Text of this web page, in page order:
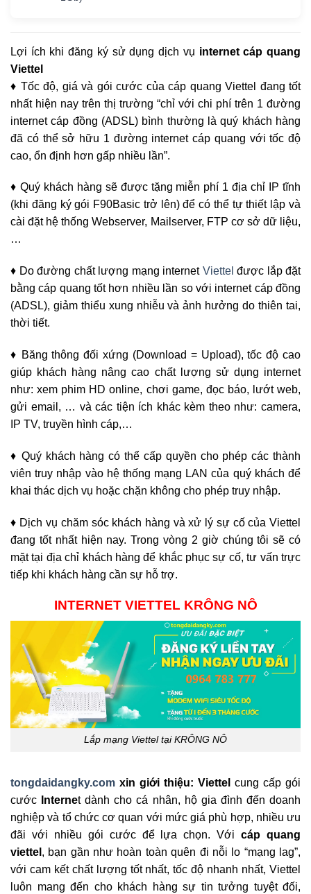
Lợi ích khi đăng ký sử dụng dịch vụ internet cáp quang
Viettel
♦ Tốc độ, giá và gói cước của cáp quang Viettel đang tốt
nhất hiện nay trên thị trường “chỉ với chi phí trên 1 đường
internet cáp đồng (ADSL) bình thường là quý khách hàng
đã có thể sở hữu 1 đường internet cáp quang với tốc độ
cao, ổn định hơn gấp nhiều lần”.
♦ Quý khách hàng sẽ được tặng miễn phí 1 địa chỉ IP tĩnh
(khi đăng ký gói F90Basic trở lên) để có thể tự thiết lập và
cài đặt hệ thống Webserver, Mailserver, FTP cơ sở dữ liệu,
…
♦ Do đường chất lượng mạng internet Viettel được lắp đặt
bằng cáp quang tốt hơn nhiều lần so với internet cáp đồng
(ADSL), giảm thiểu xung nhiễu và ảnh hưởng do thiên tai,
thời tiết.
♦ Băng thông đối xứng (Download = Upload), tốc độ cao
giúp khách hàng nâng cao chất lượng sử dụng internet
như: xem phim HD online, chơi game, đọc báo, lướt web,
gửi email, … và các tiện ích khác kèm theo như: camera,
IP TV, truyền hình cáp,…
♦ Quý khách hàng có thể cấp quyền cho phép các thành
viên truy nhập vào hệ thống mạng LAN của quý khách để
khai thác dịch vụ hoặc chặn không cho phép truy nhập.
♦ Dịch vụ chăm sóc khách hàng và xử lý sự cố của Viettel
đang tốt nhất hiện nay. Trong vòng 2 giờ chúng tôi sẽ có
mặt tại địa chỉ khách hàng để khắc phục sự cố, tư vấn trực
tiếp khi khách hàng cần sự hỗ trợ.
INTERNET VIETTEL KRÔNG NÔ
Lắp mạng Viettel tại KRÔNG NÔ
tongdaidangky.com xin giới thiệu: Viettel cung cấp gói
cước
Internet dành cho cá nhân, hộ gia đình đến doanh
nghiệp và tổ chức cơ quan với mức giá phù hợp, nhiều ưu
đãi với nhiều gói cước để lựa chọn. Vớicáp quang
viettel , bạn gần như hoàn toàn quên đi nỗi lo “mạng lag”,
với cam kết chất lượng tốt nhất, tốc độ nhanh nhất, Viettel
luôn mang đến cho khách hàng sự tin tưởng tuyệt đối,